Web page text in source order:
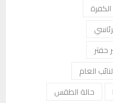
الكفرة
حفتر
العام
حالة الطقس